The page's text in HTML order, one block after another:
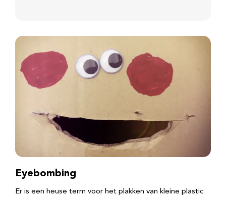
Eyebombing
Er is een heuse term voor het plakken van kleine plastic